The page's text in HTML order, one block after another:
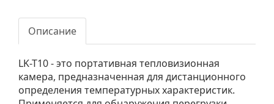
Описание
LK-T10 - это портативная тепловизионная
камера, предназначенная для дистанционного
определения температурных характеристик.